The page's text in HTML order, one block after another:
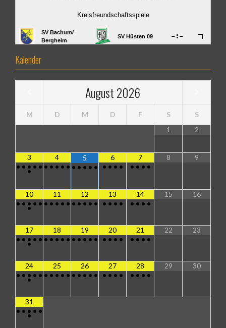
Kalender
August2026
M D M D F S
S
1
2
3
• • • • •
•
4
• • • • •
5
• • • • •
6
• • • •
7
• • • •
8 9
10
• • • • •
•
11
• • • • •
12
• • • • •
13
• • • •
14
• • • •
15 16
17
• • • • •
•
18
• • • • •
19
• • • • •
20
• • • •
21
• • • •
22 23
24
• • • • •
•
25
• • • • •
26
• • • • •
27
• • • •
28
• • • •
29 30
31
• • • • •
•